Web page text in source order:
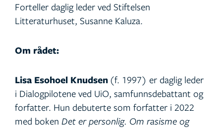
Forteller daglig leder ved Stiftelsen
Litteraturhuset, Susanne Kaluza.
Om rådet:
Lisa Esohoel Knudsen (f. 1997) er daglig leder
i Dialogpilotene ved UiO, samfunnsdebattant og
forfatter. Hun debuterte som forfatter i 2022
med boken Det er personlig. Om rasisme og